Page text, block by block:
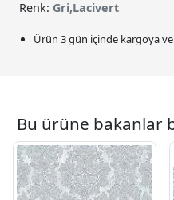
Renk: Gri,Lacivert
Ürün 3 gün içinde kargoya
Bu ürüne bakanlar